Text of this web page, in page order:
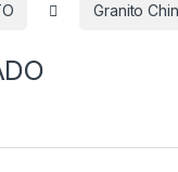
Granito